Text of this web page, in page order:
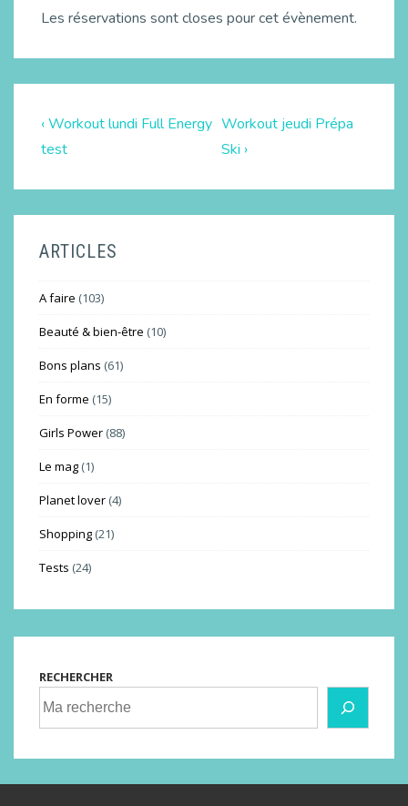
Les réservations sont closes pour cet évènement.
‹ Workout lundi Full Energy
test
Workout jeudi Prépa
Ski ›
ARTICLES
A faire (103)
Beauté & bien-être (10)
Bons plans (61)
En forme (15)
Girls Power (88)
Le mag (1)
Planet lover (4)
Shopping (21)
Tests (24)
RECHERCHER